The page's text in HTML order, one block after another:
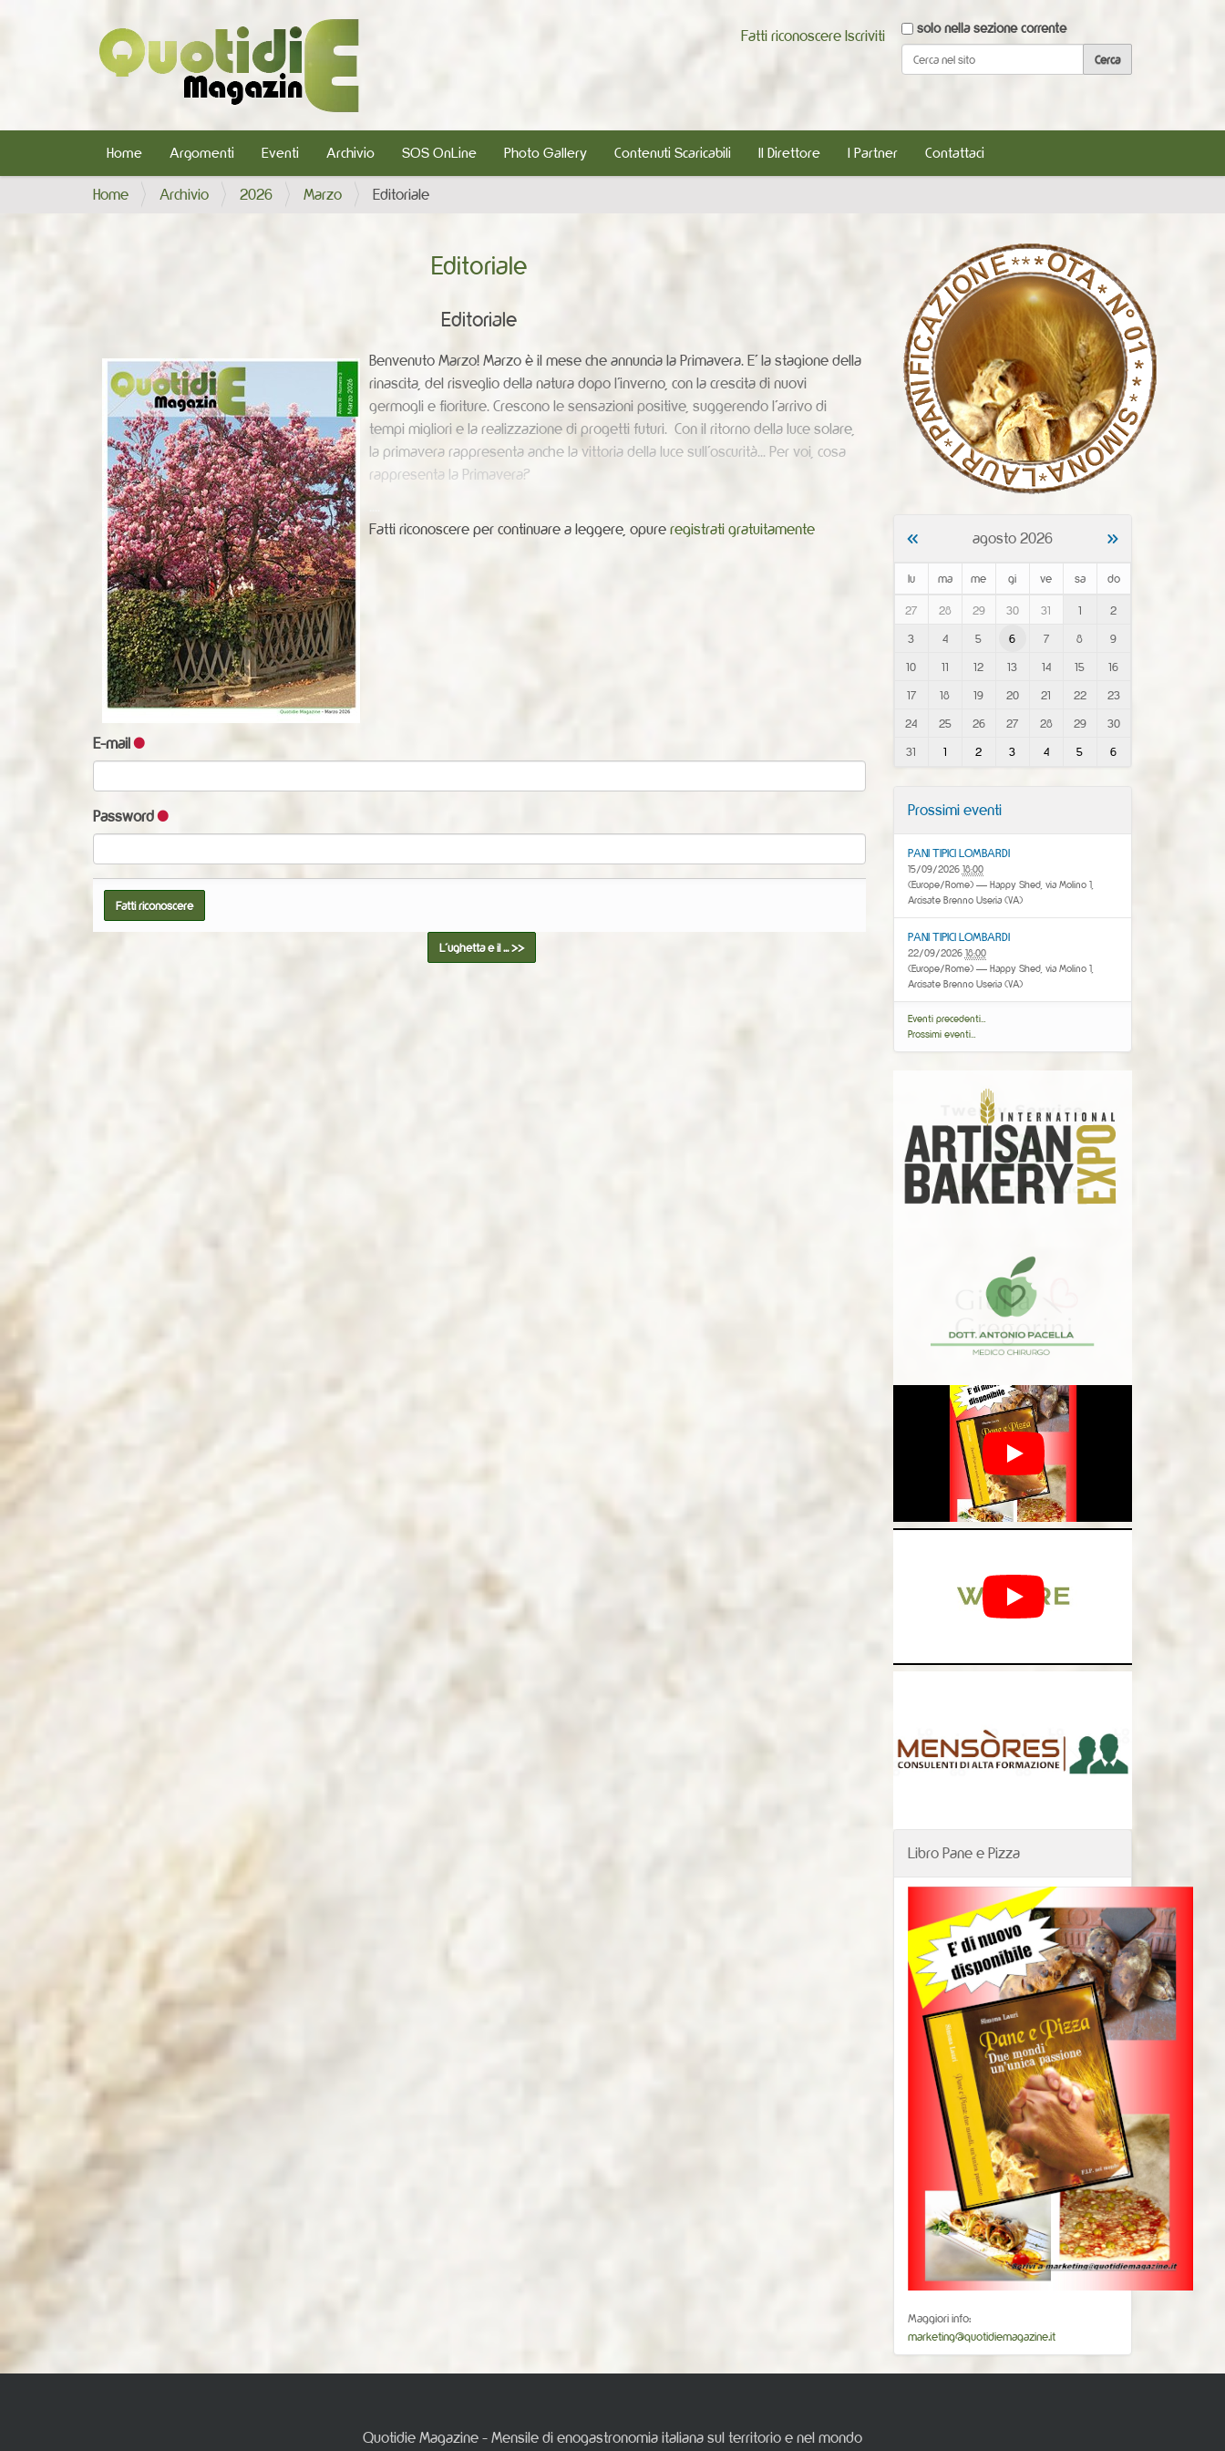
Cerca nel sito
solo nella sezione corrente
Fatti riconoscere Iscriviti
Home Argomenti Eventi Archivio SOS OnLine Photo Gallery Contenuti Scaricabili Il Direttore I Partner Contattaci
T
Home Archivio 2026 Marzo Editoriale
Editoriale
Editoriale
Benvenuto Marzo! Marzo è il mese che annuncia la Primavera. E' la stagione della
rinascita, del risveglio della natura dopo l'inverno, con la crescita di nuovi
germogli e fioriture. Crescono le sensazioni positive, suggerendo l'arrivo di
tempi migliori e la realizzazione di progetti futuri. Con il ritorno della luce solare,
la primavera rappresenta anche la vittoria della luce sull'oscurità... Per voi, cosa
rappresenta la Primavera?
Fatti riconoscere per continuare a leggere, opure registrati gratuitamente
E-mail
Password
L'ughetta e il ... >>
« agosto 2026 »
lu ma me gi ve sa do
27 28 29 30 31 1
2
3
4 5 6 7 8
9
10
11 12 13 14 15
16
17
18 19 20 21 22
23
24
25 26 27 28 29
30
31
1 2 3 4 5 6
Prossimi eventi
PANI TIPICI LOMBARDI
15/09/2026 18:00
(Europe/Rome) — Happy Shed, via Molino 1,
Arcisate Brenno Useria (VA)
PANI TIPICI LOMBARDI
22/09/2026 18:00
(Europe/Rome) — Happy Shed, via Molino 1,
Arcisate Brenno Useria (VA)
Eventi precedenti…
Prossimi eventi…
Libro Pane e Pizza
Maggiori info:
marketing@quotidiemagazine.it
Quotidie Magazine - Mensile di enogastronomia italiana sul territorio e nel mondo